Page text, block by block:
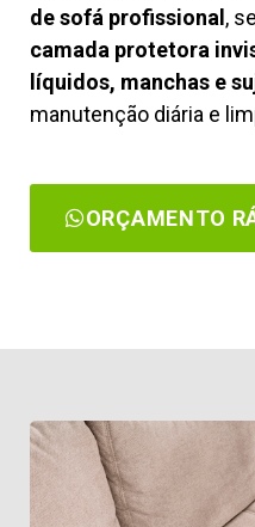
de sofá profissional ,
camada protetora
líquidos, manchas e
manutenção diária e
ORÇAMENTO